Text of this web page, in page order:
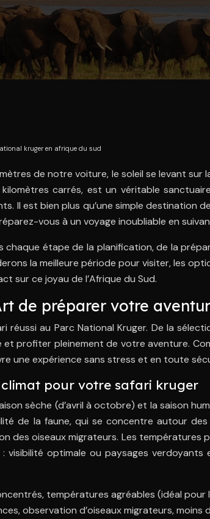
kruger en afrique du sud
de notre voiture, le soleil se levant
carrés, est un véritable
Il est bien plus qu’une simple
vous à un voyage inoubliable en
étape de la planification, de la
la meilleure période pour visiter, les
sur ce joyau de l’Afrique du Sud.
de préparer votre
réussi au Parc National Kruger. De la
et profiter pleinement de votre aventure.
une expérience sans stress et en toute
climat pour votre safari kruger
sèche (d’avril à octobre) et la saison
de la faune, qui se concentre autour
des oiseaux migrateurs. Les températures
optimale ou paysages
températures agréables (idéal
observation d’oiseaux migrateurs, moins